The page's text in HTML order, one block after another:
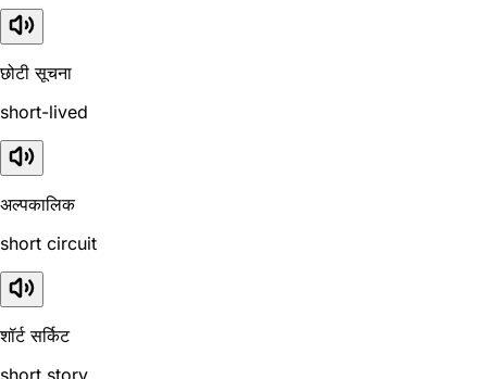
छोटी सूचना
short-lived
अल्पकालिक
short circuit
शॉर्ट सर्किट
short story